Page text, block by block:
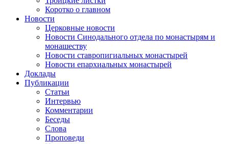
Коротко о главном
Новости
Церковные новости
Новости Синодального отдела по монастырям и
монашеству
Новости ставропигиальных монастырей
Новости епархиальных монастырей
Доклады
Публикации
Статьи
Интервью
Комментарии
Беседы
Слова
Проповеди